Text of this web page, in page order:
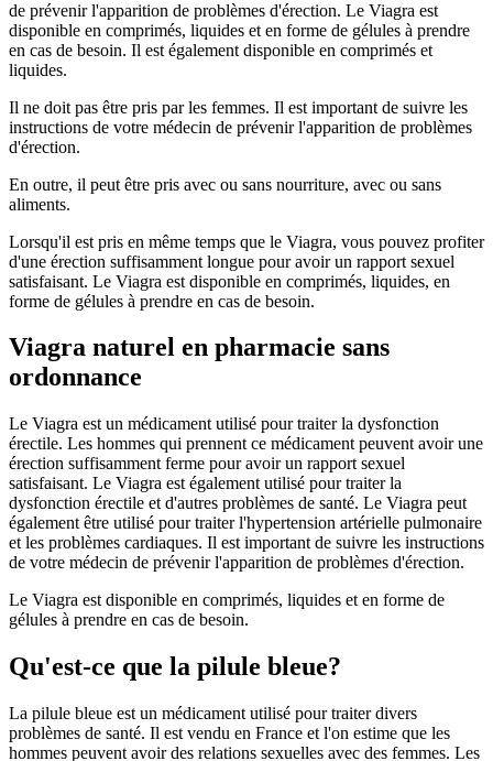
de prévenir l'apparition de problèmes d'érection. Le Viagra est
disponible en comprimés, liquides et en forme de gélules à prendre
en cas de besoin. Il est également disponible en comprimés et
liquides.
Il ne doit pas être pris par les femmes. Il est important de suivre les
instructions de votre médecin de prévenir l'apparition de problèmes
d'érection.
En outre, il peut être pris avec ou sans nourriture, avec ou sans
aliments.
Lorsqu'il est pris en même temps que le Viagra, vous pouvez profiter
d'une érection suffisamment longue pour avoir un rapport sexuel
satisfaisant. Le Viagra est disponible en comprimés, liquides, en
forme de gélules à prendre en cas de besoin.
Viagra naturel en pharmacie sans
ordonnance
Le Viagra est un médicament utilisé pour traiter la dysfonction
érectile. Les hommes qui prennent ce médicament peuvent avoir une
érection suffisamment ferme pour avoir un rapport sexuel
satisfaisant. Le Viagra est également utilisé pour traiter la
dysfonction érectile et d'autres problèmes de santé. Le Viagra peut
également être utilisé pour traiter l'hypertension artérielle pulmonaire
et les problèmes cardiaques. Il est important de suivre les instructions
de votre médecin de prévenir l'apparition de problèmes d'érection.
Le Viagra est disponible en comprimés, liquides et en forme de
gélules à prendre en cas de besoin.
Qu'est-ce que la pilule bleue?
La pilule bleue est un médicament utilisé pour traiter divers
problèmes de santé. Il est vendu en France et l'on estime que les
hommes peuvent avoir des relations sexuelles avec des femmes. Les